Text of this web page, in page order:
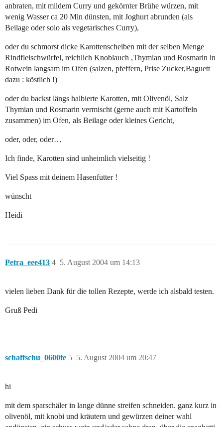
anbraten, mit mildem Curry und gekörnter Brühe würzen, mit
wenig Wasser ca 20 Min dünsten, mit Joghurt abrunden (als
Beilage oder solo als vegetarisches Curry),
oder du schmorst dicke Karottenscheiben mit der selben Menge
Rindfleischwürfel, reichlich Knoblauch ,Thymian und Rosmarin in
Rotwein langsam im Ofen (salzen, pfeffern, Prise Zucker,Baguett
dazu : köstlich !)
oder du backst längs halbierte Karotten, mit Olivenöl, Salz
Thymian und Rosmarin vermischt (gerne auch mit Kartoffeln
zusammen) im Ofen, als Beilage oder kleines Gericht,
oder, oder, oder…
Ich finde, Karotten sind unheimlich vielseitig !
Viel Spass mit deinem Hasenfutter !
wünscht
Heidi
Petra_eee413 5. August 2004 um 14:13
4
vielen lieben Dank für die tollen Rezepte, werde ich alsbald testen.
Gruß Pedi
schaffschu_0600fe 5. August 2004 um 20:47
5
hi
mit dem sparschäler in lange dünne streifen schneiden. ganz kurz in
olivenöl, mit knobi und kräutern und gewürzen deiner wahl